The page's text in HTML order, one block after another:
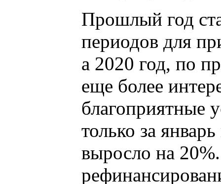
Прошлый год
периодов для
а 2020 год, по
еще более
благоприятные
только за
выросло на